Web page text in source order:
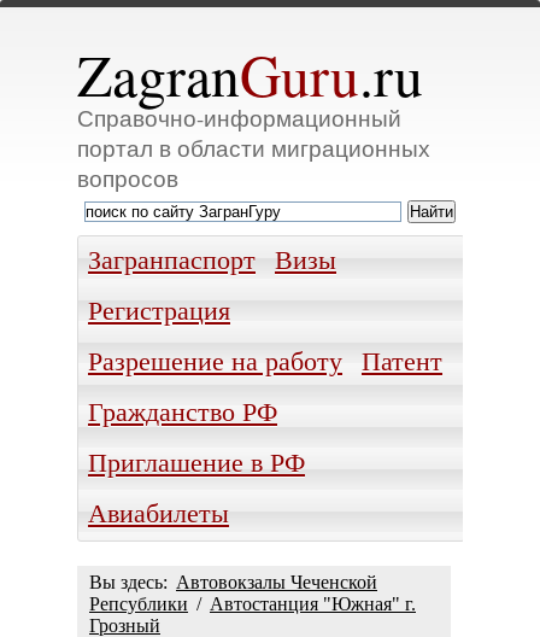
ZagranGuru.ru
Справочно-информационный
портал в области миграционных
вопросов
Загранпаспорт
Визы
Регистрация
Разрешение на работу
Патент
Гражданство РФ
Приглашение в РФ
Авиабилеты
Вы здесь: Автовокзалы Чеченской
Репсублики / Автостанция "Южная" г.
Грозный